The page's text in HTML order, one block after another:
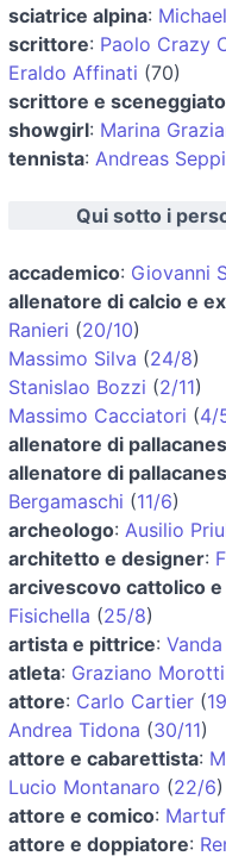
sciatrice alpina:
scrittore: Paolo Crazy
Eraldo Affinati (70)
scrittore e
showgirl: Marina
tennista: Andreas Seppi
Qui sotto i
accademico: Giovanni
allenatore di calcio e
Ranieri (20/10)
Massimo Silva (24/8)
Stanislao Bozzi (2/11)
Massimo Cacciatori (4/
allenatore di
allenatore di
Bergamaschi (11/6)
archeologo: Ausilio
architetto e designer:
arcivescovo cattolico
Fisichella (25/8)
artista e pittrice:
atleta: Graziano Morotti
attore: Carlo Cartier (
Andrea Tidona (30/11)
attore e cabarettista:
Lucio Montanaro (22/6)
attore e comico:
attore e doppiatore: